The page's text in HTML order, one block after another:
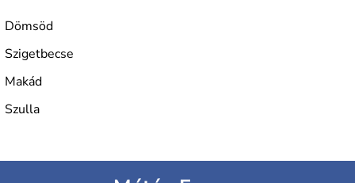
développée en Hongrie.
Dömsöd
Szigetbecse
Makád
Szulla